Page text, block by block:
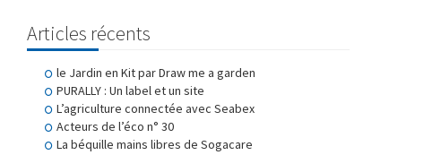
Articles récents
le Jardin en Kit par Draw me a garden
PURALLY : Un label et un site
L’agriculture connectée avec Seabex
Acteurs de l’éco n° 30
La béquille mains libres de Sogacare